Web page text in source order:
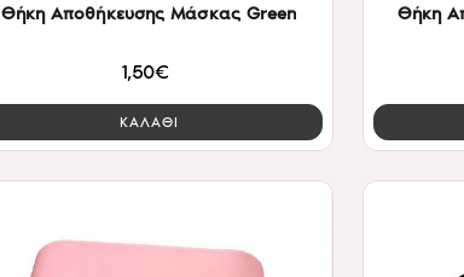
Θήκη Αποθήκευσης Μάσκας Green
1,50€
ΚΑΛΑΘΙ
Θήκη